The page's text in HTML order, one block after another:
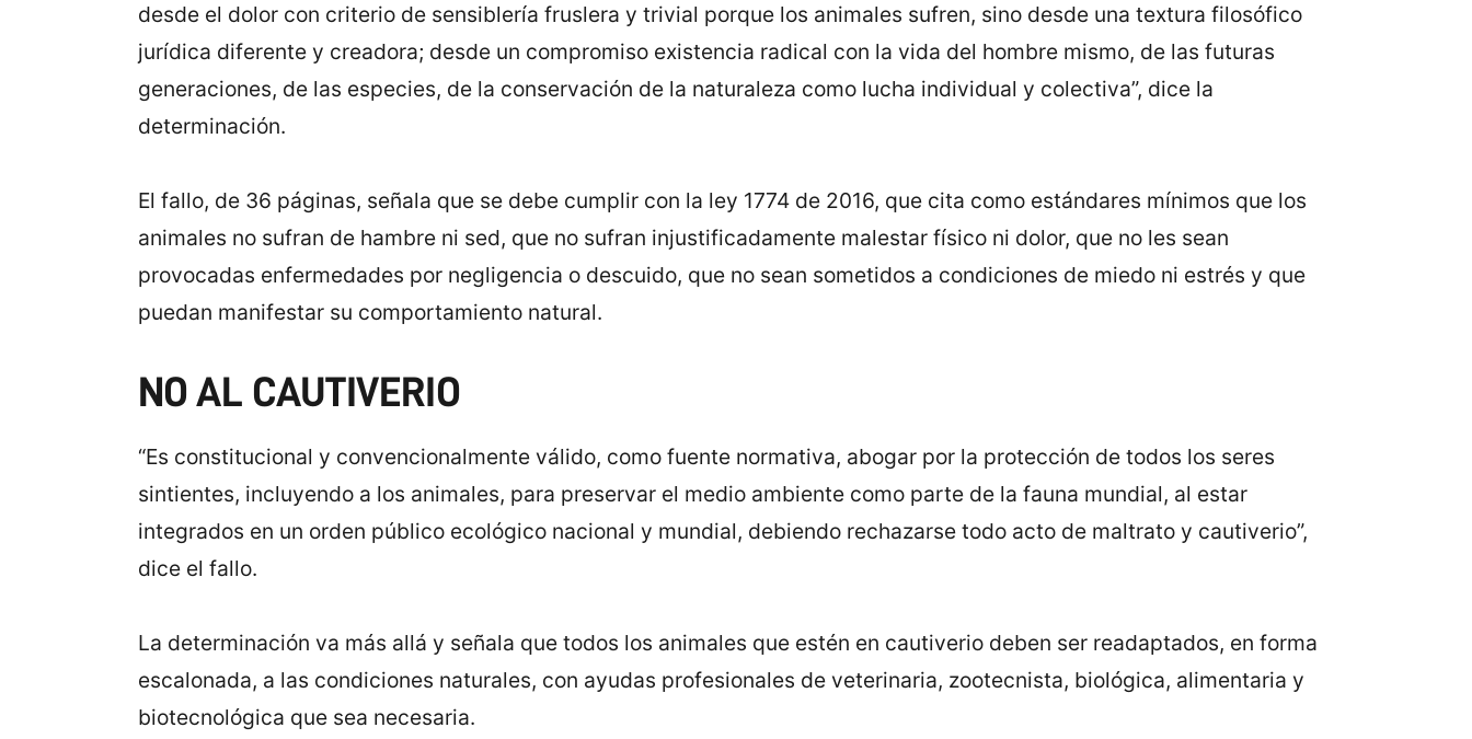
desde el dolor con criterio de sensiblería fruslera y trivial porque los animales sufren, sino desde una textura filosófico
jurídica diferente y creadora; desde un compromiso existencia radical con la vida del hombre mismo, de las futuras
generaciones, de las especies, de la conservación de la naturaleza como lucha individual y colectiva”, dice la
determinación.
El fallo, de 36 páginas, señala que se debe cumplir con la ley 1774 de 2016, que cita como estándares mínimos que los
animales no sufran de hambre ni sed, que no sufran injustificadamente malestar físico ni dolor, que no les sean
provocadas enfermedades por negligencia o descuido, que no sean sometidos a condiciones de miedo ni estrés y que
puedan manifestar su comportamiento natural.
NO AL CAUTIVERIO
“Es constitucional y convencionalmente válido, como fuente normativa, abogar por la protección de todos los seres
sintientes, incluyendo a los animales, para preservar el medio ambiente como parte de la fauna mundial, al estar
integrados en un orden público ecológico nacional y mundial, debiendo rechazarse todo acto de maltrato y cautiverio”,
dice el fallo.
La determinación va más allá y señala que todos los animales que estén en cautiverio deben ser readaptados, en forma
escalonada, a las condiciones naturales, con ayudas profesionales de veterinaria, zootecnista, biológica, alimentaria y
biotecnológica que sea necesaria.